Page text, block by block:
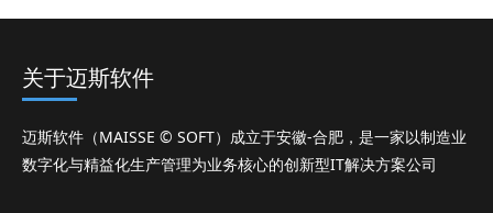
关于迈斯软件
迈斯软件（MAISSE © SOFT）成立于安徽-合肥，是一家以制造业
数字化与精益化生产管理为业务核心的创新型IT解决方案公司